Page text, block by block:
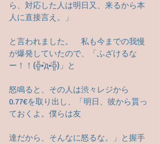
ら、対応した人は明日又、来るから本
人に直接言え。」
と言われました。　私も今までの我慢
が爆発していたので、「ふざけるな
ー！！(╬•᷅д•᷄╬)」と
怒鳴ると、その人は渋々レジから
0.77€を取り出し、「明日、彼から貰っ
ておくよ。僕らは友
達だから、そんなに怒るな。」と握手